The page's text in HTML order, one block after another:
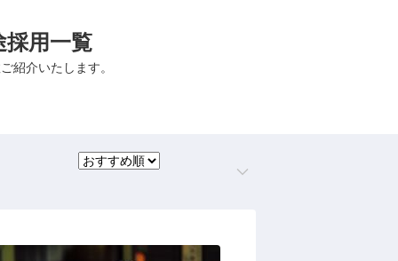
用一覧
紹介いたします。